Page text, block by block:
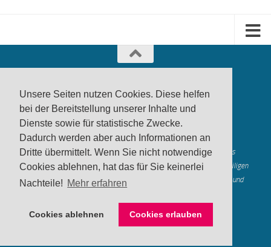
Unsere Seiten nutzen Cookies. Diese helfen
bei der Bereitstellung unserer Inhalte und
Dienste sowie für statistische Zwecke.
Dadurch werden aber auch Informationen an
Dritte übermittelt. Wenn Sie nicht notwendige
Cookies ablehnen, hat das für Sie keinerlei
Nachteile! Mehr erfahren
Cookies ablehnen Cookies erlauben
produktwarnung.eu - 2007-2026
Made in Gerstetten |Medienzentrum Gerstetten
Alle genannten Marken, Warenzeichen und Logos innerhalb dieses
Medienangebotes sind durch die Marken- und Urheberechte der jeweiligen
Rechteinhaber geschützt, und dienen lediglich der Berichterstattung und